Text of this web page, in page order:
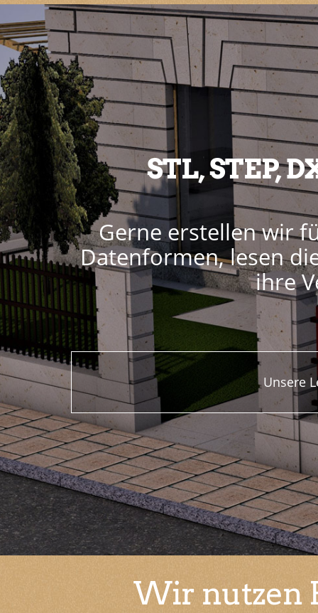
STL, STEP,
Gerne erstellen wir
Datenformen, lesen
ihre
Unsere
Wir nutzen